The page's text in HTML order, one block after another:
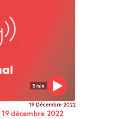
5 min
19 Décembre 2022
décembre 2022